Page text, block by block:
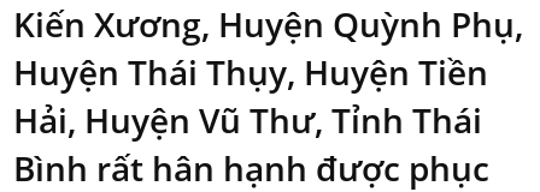
Kiến Xương, Huyện Quỳnh Phụ,
Huyện Thái Thụy, Huyện Tiền
Hải, Huyện Vũ Thư, Tỉnh Thái
Bình rất hân hạnh được phục